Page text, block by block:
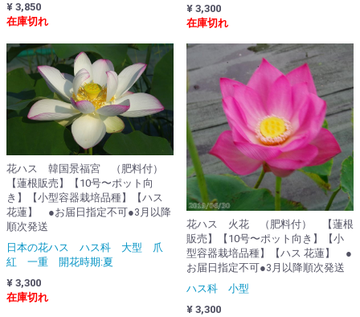
¥ 3,850
在庫切れ
¥ 3,300
在庫切れ
花ハス 韓国景福宮 （肥料付）
【蓮根販売】【10号〜ポット向
き】【小型容器栽培品種】【ハス
花蓮】 ●お届日指定不可●3月以降
順次発送
日本の花ハス ハス科 大型 爪
紅 一重 開花時期:夏
¥ 3,300
在庫切れ
花ハス 火花 （肥料付） 【蓮根
販売】【10号〜ポット向き】【小
型容器栽培品種】【ハス 花蓮】 ●
お届日指定不可●3月以降順次発送
ハス科 小型
¥ 3,300